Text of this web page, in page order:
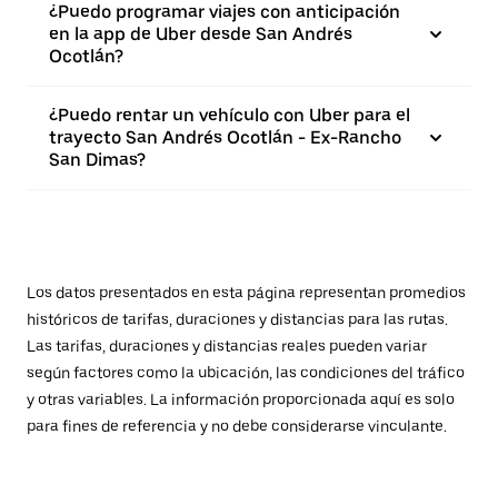
¿Puedo programar viajes con anticipación
en la app de Uber desde San Andrés
Ocotlán?
¿Puedo rentar un vehículo con Uber para el
trayecto San Andrés Ocotlán - Ex-Rancho
San Dimas?
Los datos presentados en esta página representan promedios
históricos de tarifas, duraciones y distancias para las rutas.
Las tarifas, duraciones y distancias reales pueden variar
según factores como la ubicación, las condiciones del tráfico
y otras variables. La información proporcionada aquí es solo
para fines de referencia y no debe considerarse vinculante.